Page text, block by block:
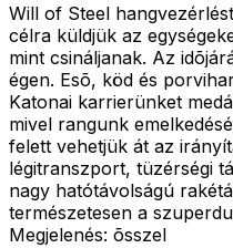
Will of Steel
célra küldjük az
mint csináljanak. Az
égen. Esõ, köd és
Katonai karrierünket
mivel rangunk
felett vehetjük át az
légitranszport, tüzérségi
nagy hatótávolságú
természetesen a
Megjelenés: õsszel